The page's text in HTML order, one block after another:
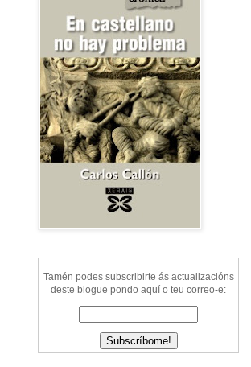
Tamén podes subscribirte ás actualizacións
deste blogue pondo aquí o teu correo-e: